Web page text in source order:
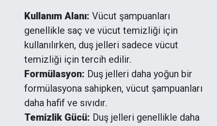
Kullanım Alanı: Vücut şampuanları
genellikle saç ve vücut temizliği için
kullanılırken, duş jelleri sadece vücut
temizliği için tercih edilir.
Formülasyon: Duş jelleri daha yoğun bir
formülasyona sahipken, vücut şampuanları
daha hafif ve sıvıdır.
Temizlik Gücü: Duş jelleri genellikle daha